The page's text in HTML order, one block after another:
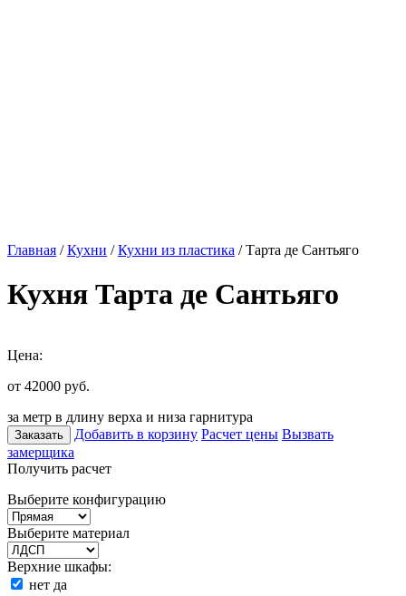
Главная /Кухни /Кухни из пластика / Тарта де Сантьяго
Кухня Тарта де Сантьяго
Цена:
от 42000 руб.
за метр в длину верха и низа гарнитура
Заказать Добавить в корзину Расчет цены Вызвать
замерщика
Получить расчет
Выберите конфигурацию
Выберите материал
Верхние шкафы:
нет да